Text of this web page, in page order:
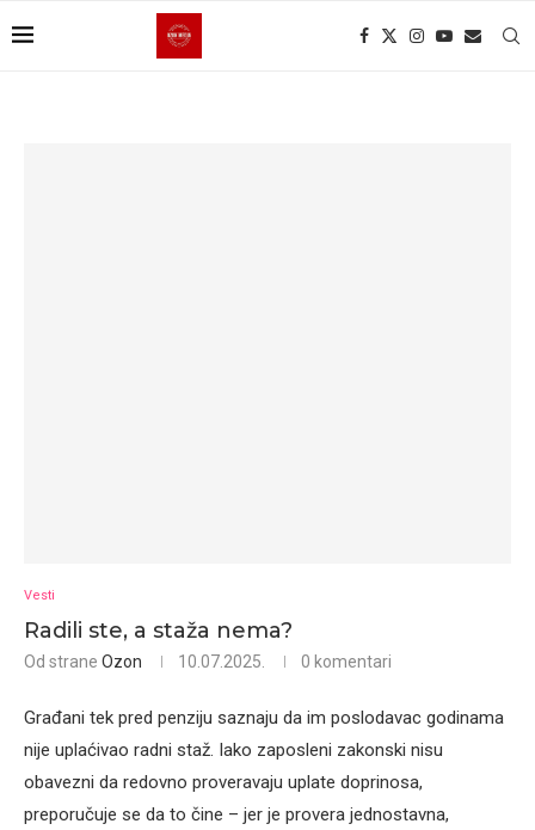
Vesti
Radili ste, a staža nema?
Od strane Ozon 10.07.2025. 0 komentari
Građani tek pred penziju saznaju da im poslodavac godinama
nije uplaćivao radni staž. Iako zaposleni zakonski nisu
obavezni da redovno proveravaju uplate doprinosa,
preporučuje se da to čine – jer je provera jednostavna,